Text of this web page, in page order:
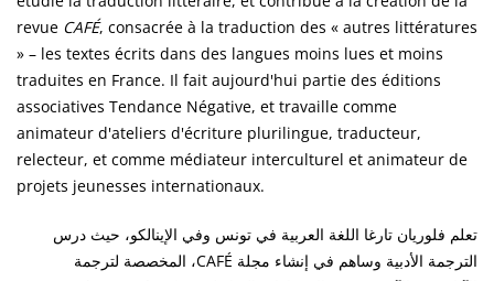
revue CAFÉ, consacrée à la traduction des « autres littératures
» – les textes écrits dans des langues moins lues et moins
traduites en France. Il fait aujourd'hui partie des éditions
associatives Tendance Négative, et travaille comme
animateur d'ateliers d'écriture plurilingue, traducteur,
relecteur, et comme médiateur interculturel et animateur de
projets jeunesses internationaux.
تعلم فلوريان تارغا اللغة العربية في تونس وفي الإينالكو، حيث درس
الترجمة الأدبية وساهم في إنشاء مجلة CAFÉ، المخصصة لترجمة